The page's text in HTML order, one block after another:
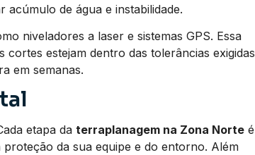
acúmulo de água e instabilidade.
niveladores a laser e sistemas GPS. Essa
estejam dentro das tolerâncias
em semanas.
etapa da terraplanagem na Zona Norte é
da sua equipe e do entorno. Além